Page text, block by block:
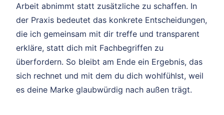
Arbeit abnimmt statt zusätzliche zu schaffen. In
der Praxis bedeutet das konkrete Entscheidungen,
die ich gemeinsam mit dir treffe und transparent
erkläre, statt dich mit Fachbegriffen zu
überfordern. So bleibt am Ende ein Ergebnis, das
sich rechnet und mit dem du dich wohlfühlst, weil
es deine Marke glaubwürdig nach außen trägt.